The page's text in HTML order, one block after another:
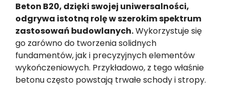
Beton B20, dzięki swojej uniwersalności,
odgrywa istotną rolę w szerokim spektrum
zastosowań budowlanych.Wykorzystuje się
go zarówno do tworzenia solidnych
fundamentów, jak i precyzyjnych elementów
wykończeniowych. Przykładowo, z tego właśnie
betonu często powstają trwałe schody i stropy.